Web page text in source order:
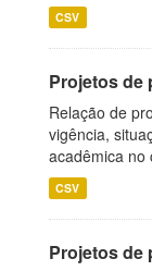
CSV
Projetos de
Relação de
vigência,
acadêmica no
CSV
Projetos de